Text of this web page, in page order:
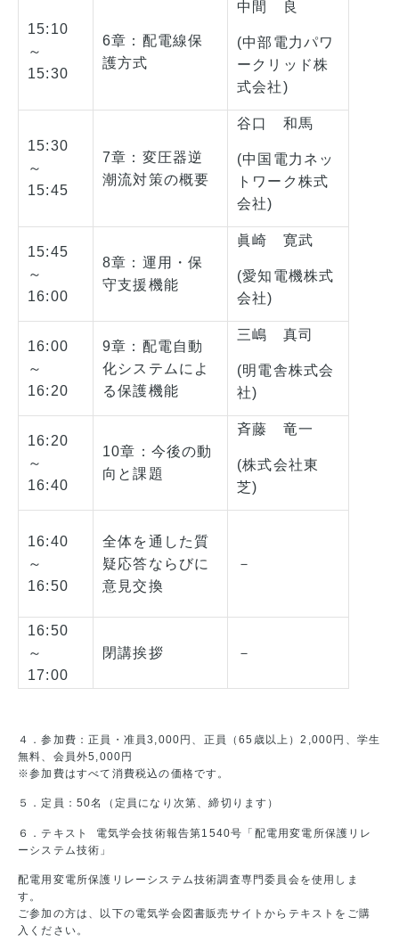
15:10
～
15:30
6章：配電線保
護方式
中間 良
(中部電力パワ
ークリッド株
式会社)
15:30
～
15:45
7章：変圧器逆
潮流対策の概要
谷口 和馬
(中国電力ネッ
トワーク株式
会社)
15:45
～
16:00
8章：運用・保
守支援機能
眞崎 寛武
(愛知電機株式
会社)
16:00
～
16:20
9章：配電自動
化システムによ
る保護機能
三嶋 真司
(明電舎株式会
社)
16:20
～
16:40
10章：今後の動
向と課題
斉藤 竜一
(株式会社東
芝)
16:40
～
16:50
全体を通した質
疑応答ならびに
意見交換
－
16:50
～
17:00
閉講挨拶 －
４．参加費：正員・准員3,000円、正員（65歳以上）2,000円、学生
無料、会員外5,000円
※参加費はすべて消費税込の価格です。
５．定員：50名（定員になり次第、締切ります）
６．テキスト 電気学会技術報告第1540号「配電用変電所保護リレ
ーシステム技術」
配電用変電所保護リレーシステム技術調査専門委員会を使用しま
す。
ご参加の方は、以下の電気学会図書販売サイトからテキストをご購
入ください。